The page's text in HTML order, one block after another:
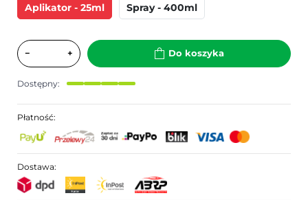
Aplikator - 25ml
Spray - 400ml
− + Do koszyka
Dostępny:
Płatność:
Dostawa: